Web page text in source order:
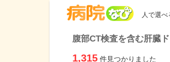
人で選
腹部CT検査を含む肝臓
1,315 件見つかりました